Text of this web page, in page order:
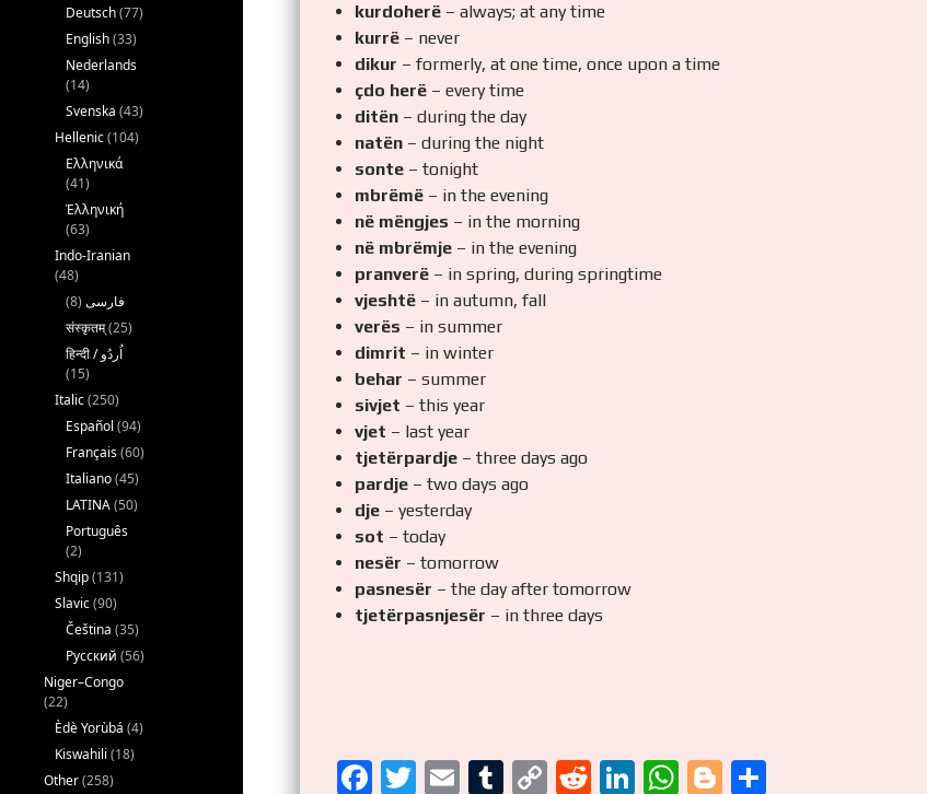
kurdoherë– always; at any time
kurrë– never
dikur – formerly, at one time, once upon a time
çdo herë– every time
ditën– during the day
natën– during the night
sonte– tonight
mbrëmë– in the evening
në mëngjes – in the morning
në mbrëmje– in the evening
pranverë– in spring, during springtime
vjeshtë– in autumn, fall
verës – in summer
dimrit – in winter
behar – summer
sivjet – this year
vjet – last year
tjetërpardje– three days ago
pardje– two days ago
dje– yesterday
sot – today
nesër – tomorrow
pasnesër – the day after tomorrow
tjetërpasnjesër – in three days
F T E T C R Li W Bl S
Deutsch(77)
English(33)
Nederlands
(14)
Svenska (43)
Hellenic(104)
Ελληνικά
(41)
Ἑλληνική
(63)
Indo-Iranian
(48)
فارسی (8)
संस्कृतम्(25)
(15)
Italic(250)
Español (94)
Français(60)
Italiano(45)
LATINA(50)
Português
(2)
Shqip(131)
Slavic(90)
Čeština (35)
Русский (56)
Niger–Congo
(22)
Èdè Yorùbá (4)
Kiswahili (18)
Other(258)